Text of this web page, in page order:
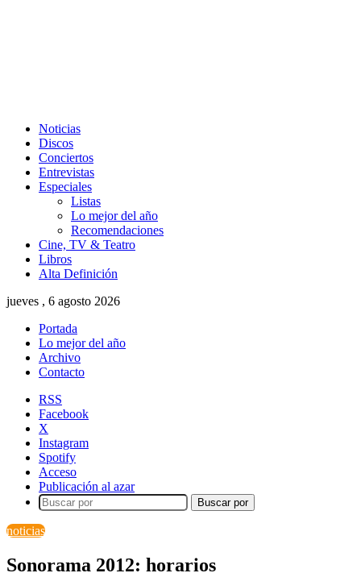
Noticias
Discos
Conciertos
Entrevistas
Especiales
Listas
Lo mejor del año
Recomendaciones
Cine, TV & Teatro
Libros
Alta Definición
jueves , 6 agosto 2026
Portada
Lo mejor del año
Archivo
Contacto
RSS
Facebook
X
Instagram
Spotify
Acceso
Publicación al azar
Buscar por
noticias
Sonorama 2012: horarios